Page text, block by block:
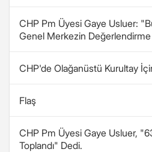
CHP Pm Üyesi Gaye Usluer:
Genel Merkezin
CHP'de Olağanüstü Kurultay
Flaş
CHP Pm Üyesi Gaye Usluer,
Toplandı" Dedi.